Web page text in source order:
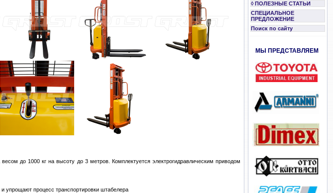
до 1000 кг на высоту до 3 метров. Комплектуется электрогидравлическим приводом
упрощают процесс транспортировки штабелера
◊ ПОЛЕЗНЫЕ СТАТЬИ
СПЕЦИАЛЬНОЕ
ПРЕДЛОЖЕНИЕ
Поиск по сайту
МЫ ПРЕДСТАВЛЯЕМ